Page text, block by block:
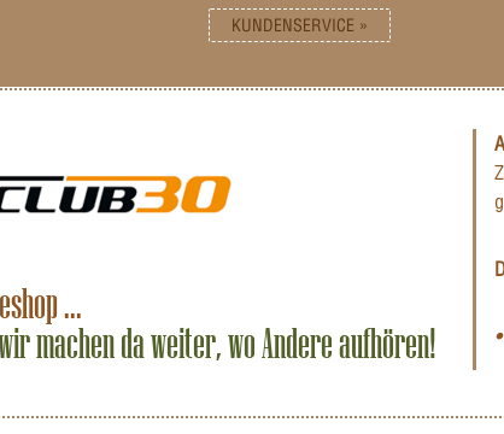
KUNDENSERVICE »
...
machen da weiter, wo Andere aufhören!